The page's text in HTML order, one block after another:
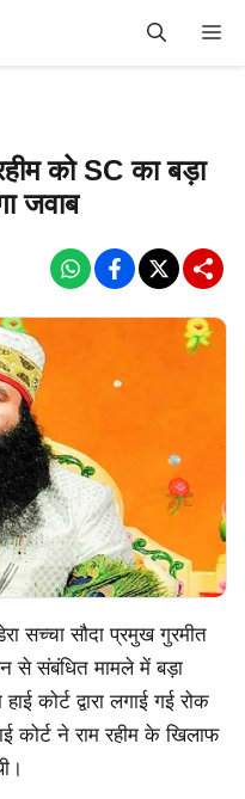
को SC का बड़ा
जवाब
सच्चा सौदा प्रमुख गुरमीत
से संबंधित मामले में बड़ा
कोर्ट द्वारा लगाई गई रोक
कोर्ट ने राम रहीम के खिलाफ